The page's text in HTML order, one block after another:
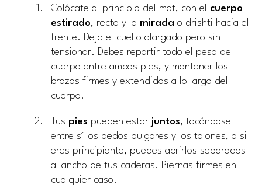
Colócate al principio del mat, con el cuerpo
estirado, recto y la mirada o drishti hacia el
frente. Deja el cuello alargado pero sin
tensionar. Debes repartir todo el peso del
cuerpo entre ambos pies, y mantener los
brazos firmes y extendidos a lo largo del
cuerpo.
Tus pies pueden estar juntos, tocándose
entre sí los dedos pulgares y los talones, o si
eres principiante, puedes abrirlos separados
al ancho de tus caderas. Piernas firmes en
cualquier caso.